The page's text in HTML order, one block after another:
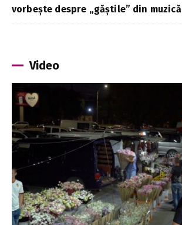
vorbește despre „găștile” din muzică
Video